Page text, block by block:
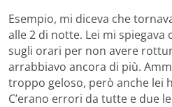
Esempio, mi diceva che
alle 2 di notte. Lei mi spiegava
sugli orari per non avere
arrabbiavo ancora di più.
troppo geloso, però anche lei
C’erano errori da tutte e due